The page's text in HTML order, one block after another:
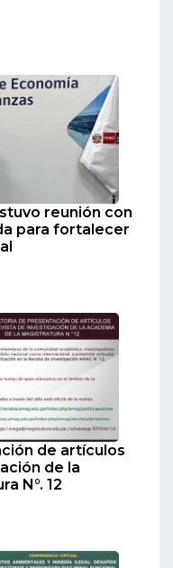
reunión con
para fortalecer
de artículos
de la
N°. 12